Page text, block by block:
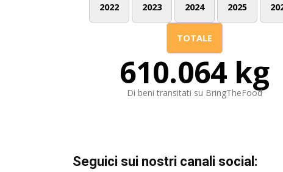
2022 2023 2024 2025
TOTALE
610.064 kg
Di beni transitati su BringTheFood
Seguici sui nostri canali social: